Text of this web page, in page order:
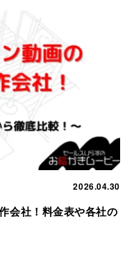
2026.04.30
会社！料金表や各社の